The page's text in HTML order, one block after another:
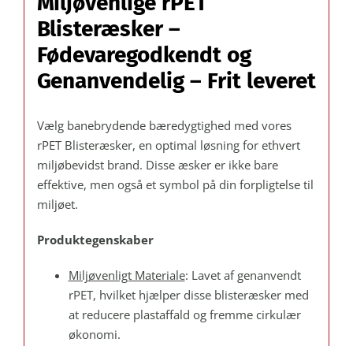
F:
–
Paller
1056
stk.
antal
Blisteræsker –
Fødevaregodkendt og
Genanvendelig – Frit leveret
Vælg banebrydende bæredygtighed med vores
rPET Blisteræsker, en optimal løsning for ethvert
miljøbevidst brand. Disse æsker er ikke bare
effektive, men også et symbol på din forpligtelse til
miljøet.
Produktegenskaber
Miljøvenligt Materiale: Lavet af genanvendt
rPET, hvilket hjælper disse blisteræsker med
at reducere plastaffald og fremme cirkulær
økonomi.